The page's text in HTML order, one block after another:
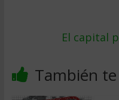
El capital
También